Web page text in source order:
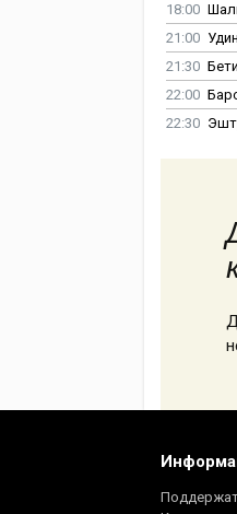
18:00
21:00
21:30
22:00
22:30